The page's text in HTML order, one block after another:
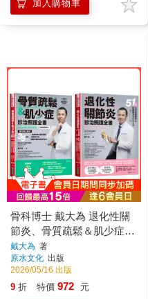
加入購物車
骨科博士 戴大為 退化性關
節炎、骨質疏鬆＆肌少症診
治照護套書(共2本)：骨質疏
鬆＆肌少症診治照護全書
+退化性關節炎診治照護全
書
戴大為 著
原水文化 出版
2026/05/16 出版
9 折 特價 972 元